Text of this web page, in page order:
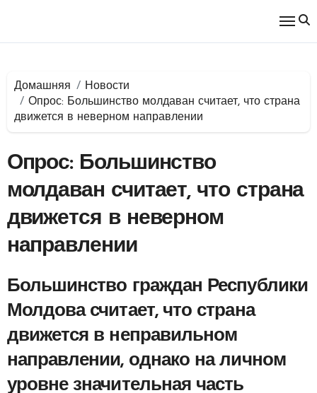
Домашняя
Новости
Опрос: Большинство молдаван считает, что страна
движется в неверном направлении
Опрос: Большинство
молдаван считает, что страна
движется в неверном
направлении
Большинство граждан Республики
Молдова считает, что страна
движется в неправильном
направлении, однако на личном
уровне значительная часть